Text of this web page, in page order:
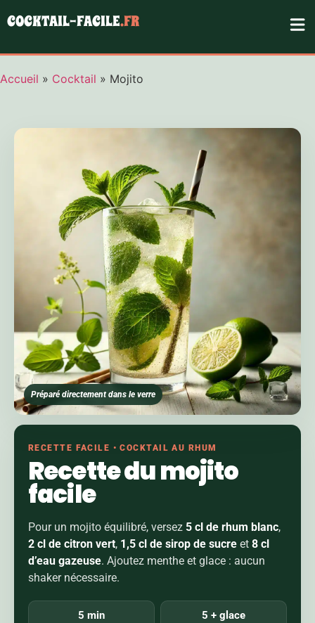
COCKTAIL-FACILE.FR
Accueil » Cocktail » Mojito
Préparé directement dans le verre
RECETTE FACILE • COCKTAIL AU RHUM
Recette du mojito
facile
Pour un mojito équilibré, versez 5 cl de rhum blanc,
2 cl de citron vert, 1,5 cl de sirop de sucre et 8 cl
d’eau gazeuse. Ajoutez menthe et glace : aucun
shaker nécessaire.
5 min 5 + glace